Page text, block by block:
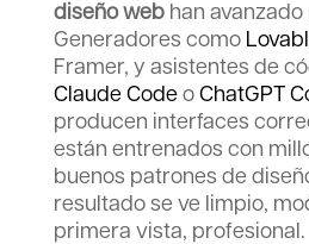
diseño webhan avanzado
Generadores como
Framer, y asistentes de
Claude Codeo ChatGPT
producen interfaces
están entrenados con
buenos patrones de
resultado se ve limpio,
primera vista, profesional.